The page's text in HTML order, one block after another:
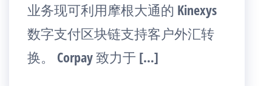
业务现可利用摩根大通的 Kinexys
数字支付区块链支持客户外汇转
换。 Corpay 致力于 […]